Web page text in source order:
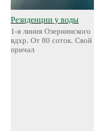
Резиденции у воды
1-я линия Озернинского
вдхр. От 80 соток. Свой
причал